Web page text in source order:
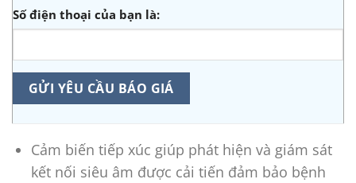
Số điện thoại của bạn là:
Cảm biến tiếp xúc giúp phát hiện và giám sát
kết nối siêu âm được cải tiến đảm bảo bệnh